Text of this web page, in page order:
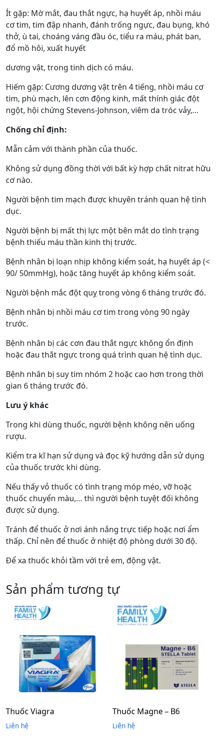
Ít gặp: Mờ mắt, đau thắt ngực, hạ huyết áp, nhồi máu
cơ tim, tim đập nhanh, đánh trống ngực, đau bụng, khó
thở, ù tai, choáng váng đầu óc, tiểu ra máu, phát ban,
đổ mồ hôi, xuất huyết
dương vật, trong tinh dịch có máu.
Hiếm gặp: Cương dương vật trên 4 tiếng, nhồi máu cơ
tim, phù mạch, lên cơn động kinh, mất thính giác đột
ngột, hội chứng Stevens-Johnson, viêm da tróc vảy,…
Chống chỉ định:
Mẫn cảm với thành phần của thuốc.
Không sử dụng đồng thời với bất kỳ hợp chất nitrat hữu
cơ nào.
Người bệnh tim mạch được khuyên tránh quan hệ tình
dục.
Người bệnh bị mất thị lực một bên mắt do tình trạng
bệnh thiếu máu thần kinh thị trước.
Bệnh nhân bị loạn nhịp không kiểm soát, hạ huyết áp (<
90/ 50mmHg), hoặc tăng huyết áp không kiểm soát.
Người bệnh mắc đột quỵ trong vòng 6 tháng trước đó.
Bệnh nhân bị nhồi máu cơ tim trong vòng 90 ngày
trước.
Bệnh nhân bị các cơn đau thắt ngực không ổn định
hoặc đau thắt ngực trong quá trình quan hệ tình dục.
Bệnh nhân bị suy tim nhóm 2 hoặc cao hơn trong thời
gian 6 tháng trước đó.
Lưu ý khác
Trong khi dùng thuốc, người bệnh không nên uống
rượu.
Kiểm tra kĩ hạn sử dụng và đọc kỹ hướng dẫn sử dụng
của thuốc trước khi dùng.
Nếu thấy vỏ thuốc có tình trạng móp méo, vỡ hoặc
thuốc chuyển màu,… thì người bệnh tuyệt đối không
được sử dụng.
Tránh để thuốc ở nơi ánh nắng trực tiếp hoặc nơi ẩm
thấp. Chỉ nên để thuốc ở nhiệt độ phòng dưới 30 độ.
Để xa thuốc khỏi tầm với trẻ em, động vật.
Sản phẩm tương tự
Thuốc Viagra
Liên hệ
Thuốc Magne – B6
Liên hệ